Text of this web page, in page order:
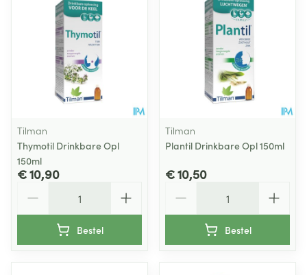
Tilman
Thymotil Drinkbare Opl
150ml
€ 10,90
Bestel
Tilman
Plantil Drinkbare Opl 150ml
€ 10,50
Bestel